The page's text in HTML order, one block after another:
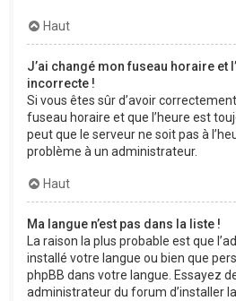
Haut
J’ai changé mon fuseau horaire et
incorrecte !
Si vous êtes sûr d’avoir
fuseau horaire et que l’heure est
peut que le serveur ne soit pas à
problème à un administrateur.
Haut
Ma langue n’est pas dans la liste !
La raison la plus probable est que
installé votre langue ou bien que
phpBB dans votre langue. Essayez
administrateur du forum d’installer